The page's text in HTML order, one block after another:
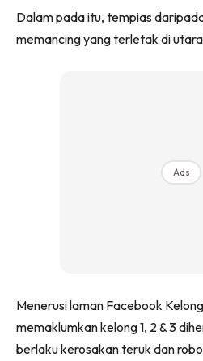
Dalam pada itu, tempias
memancing yang terletak di
Ads
Menerusi laman Facebook
memaklumkan kelong 1, 2 & 3
berlaku kerosakan teruk dan